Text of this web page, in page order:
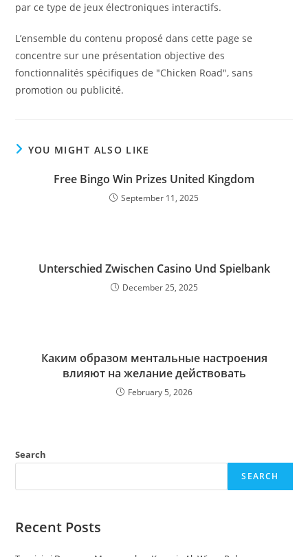
par ce type de jeux électroniques interactifs.
L’ensemble du contenu proposé dans cette page se
concentre sur une présentation objective des
fonctionnalités spécifiques de "Chicken Road", sans
promotion ou publicité.
YOU MIGHT ALSO LIKE
Free Bingo Win Prizes United Kingdom
September 11, 2025
Unterschied Zwischen Casino Und Spielbank
December 25, 2025
Каким образом ментальные настроения
влияют на желание действовать
February 5, 2026
Search
SEARCH
Recent Posts